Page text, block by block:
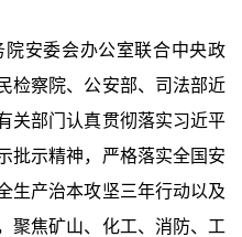
安委会办公室联合中央政
检察院、公安部、司法部近
关部门认真贯彻落实习近平
批示精神，严格落实全国安
生产治本攻坚三年行动以及
聚焦矿山、化工、消防、工